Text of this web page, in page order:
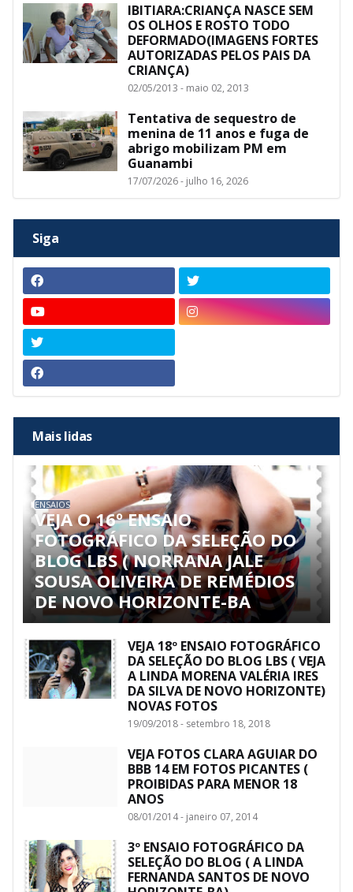
IBITIARA:CRIANÇA NASCE SEM
OS OLHOS E ROSTO TODO
DEFORMADO(IMAGENS FORTES
AUTORIZADAS PELOS PAIS DA
CRIANÇA)
02/05/2013 - maio 02, 2013
Tentativa de sequestro de
menina de 11 anos e fuga de
abrigo mobilizam PM em
Guanambi
17/07/2026 - julho 16, 2026
Siga
Mais lidas
ENSAIOS
VEJA O 16º ENSAIO
FOTOGRÁFICO DA SELEÇÃO DO
BLOG LBS ( NORRANA JALE
SOUSA OLIVEIRA DE REMÉDIOS
DE NOVO HORIZONTE-BA
VEJA 18º ENSAIO FOTOGRÁFICO
DA SELEÇÃO DO BLOG LBS ( VEJA
A LINDA MORENA VALÉRIA IRES
DA SILVA DE NOVO HORIZONTE)
NOVAS FOTOS
19/09/2018 - setembro 18, 2018
VEJA FOTOS CLARA AGUIAR DO
BBB 14 EM FOTOS PICANTES (
PROIBIDAS PARA MENOR 18
ANOS
08/01/2014 - janeiro 07, 2014
3º ENSAIO FOTOGRÁFICO DA
SELEÇÃO DO BLOG ( A LINDA
FERNANDA SANTOS DE NOVO